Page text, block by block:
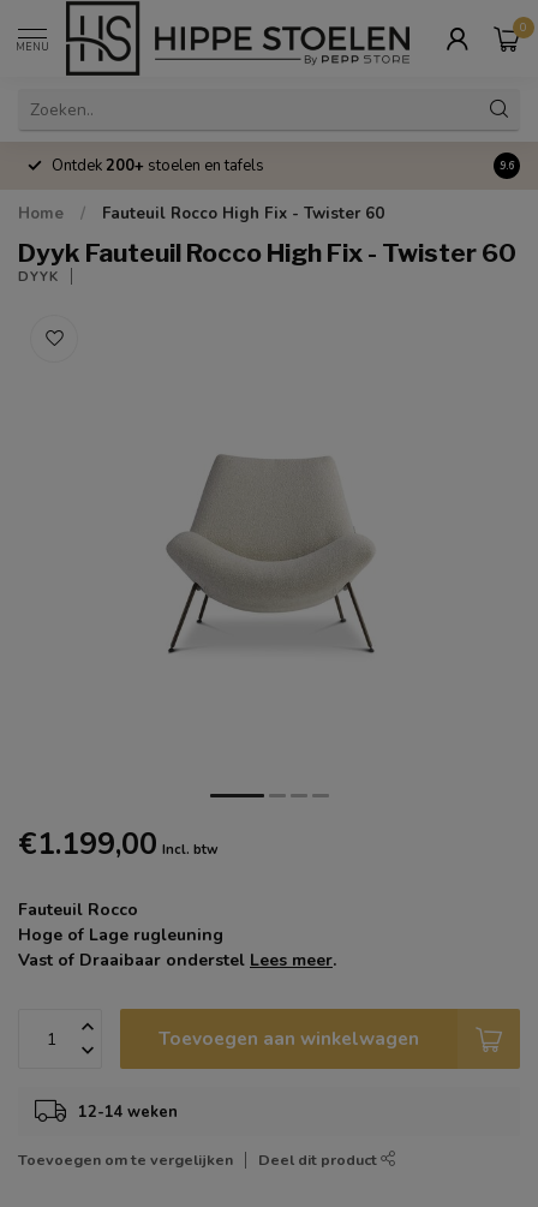
MENU
0
Ontdek200+ stoelen en tafels 9.6
Home / Fauteuil Rocco High Fix - Twister 60
Dyyk Fauteuil Rocco High Fix - Twister 60
DYYK
€1.199,00 Incl. btw
Fauteuil Rocco
Hoge of Lage rugleuning
Vast of Draaibaar onderstel Lees meer.
Toevoegen aan winkelwagen
12-14 weken
Toevoegen om te vergelijken Deel dit product